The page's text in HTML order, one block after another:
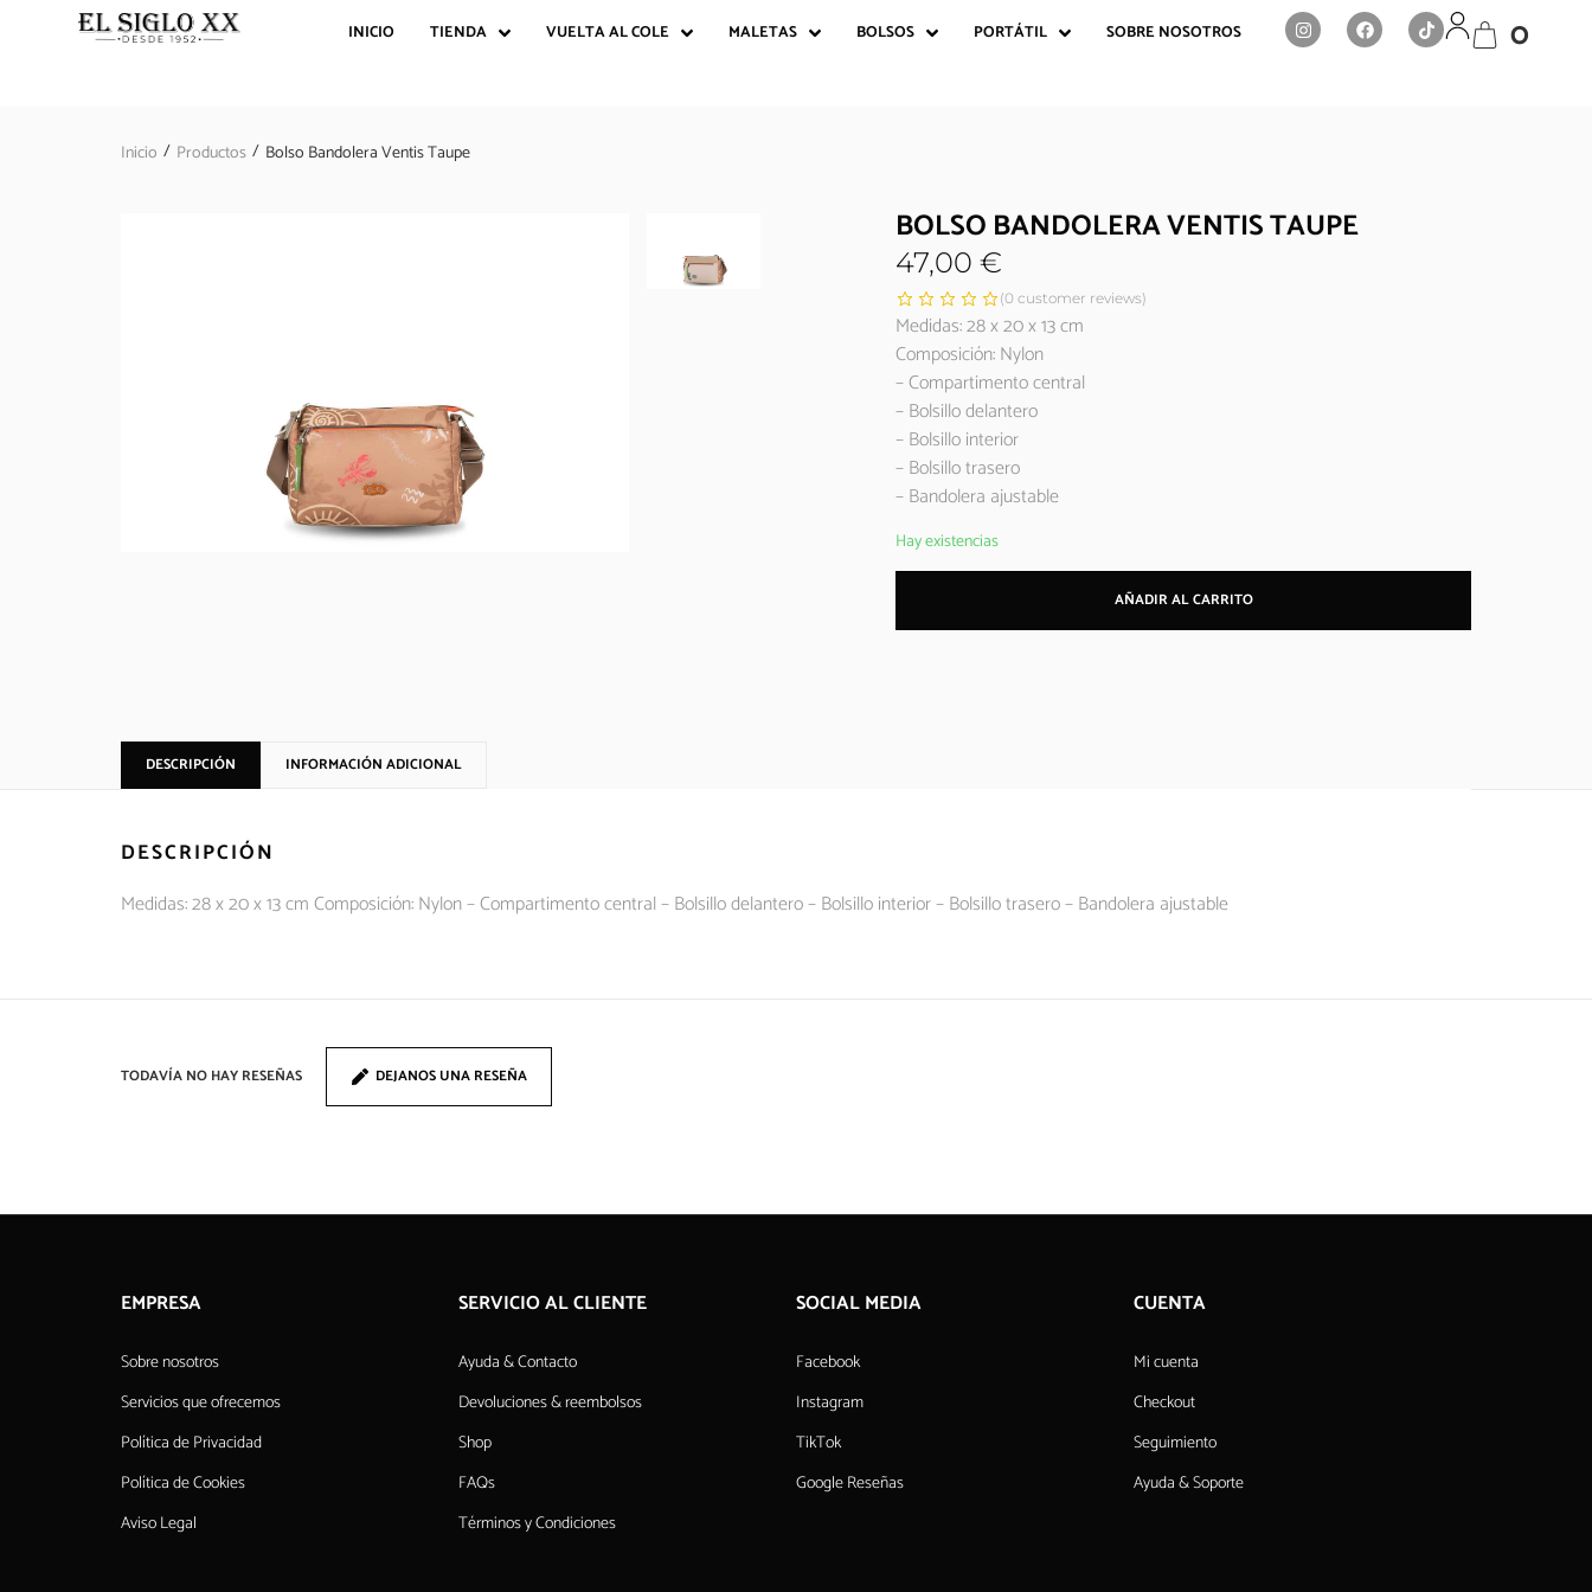
INICIO TIENDA VUELTA AL COLE MALETAS BOLSOS PORTÁTIL SOBRE NOSOTROS 0
Inicio / Productos / Bolso Bandolera Ventis Taupe
BOLSO BANDOLERA VENTIS TAUPE
47,00 €
(0 customer reviews)
Medidas: 28 x 20 x 13 cm
Composición: Nylon
– Compartimento central
– Bolsillo delantero
– Bolsillo interior
– Bolsillo trasero
– Bandolera ajustable
Hay existencias
AÑADIR AL CARRITO
DESCRIPCIÓN INFORMACIÓN ADICIONAL
DESCRIPCIÓN
Medidas: 28 x 20 x 13 cm Composición: Nylon – Compartimento central – Bolsillo delantero – Bolsillo interior – Bolsillo trasero – Bandolera ajustable
TODAVÍA NO HAY RESEÑAS DEJANOS UNA RESEÑA
EMPRESA
Sobre nosotros
Servicios que ofrecemos
Política de Privacidad
Política de Cookies
Aviso Legal
SERVICIO AL CLIENTE
Ayuda & Contacto
Devoluciones & reembolsos
Shop
FAQs
Términos y Condiciones
SOCIAL MEDIA
Facebook
Instagram
TikTok
Google Reseñas
CUENTA
Mi cuenta
Checkout
Seguimiento
Ayuda & Soporte